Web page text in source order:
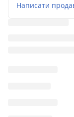
Написати